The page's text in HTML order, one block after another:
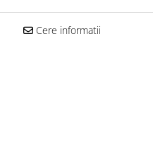
Cere informatii